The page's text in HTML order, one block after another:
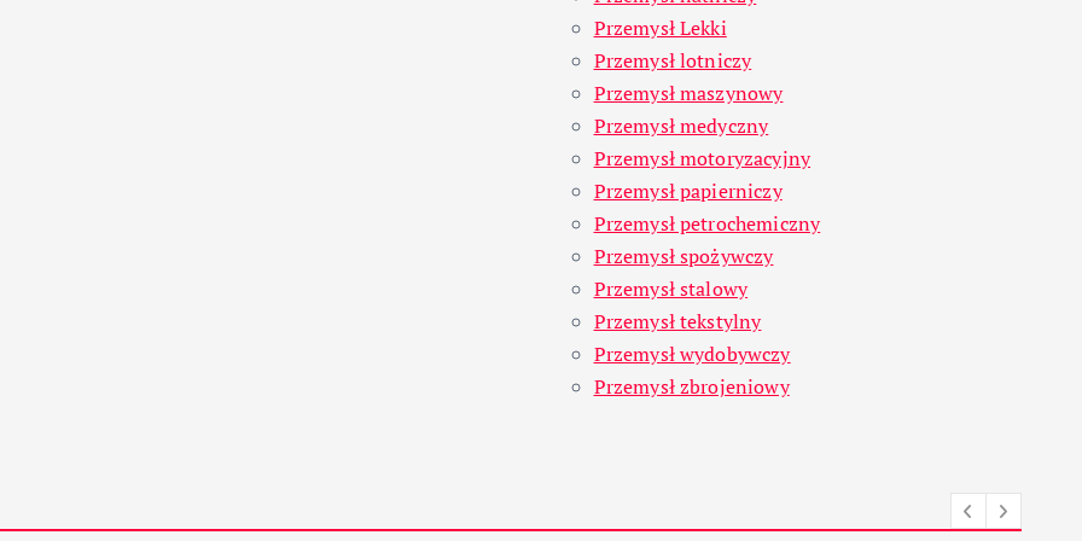
Przemysł Lekki
Przemysł lotniczy
Przemysł maszynowy
Przemysł medyczny
Przemysł motoryzacyjny
Przemysł papierniczy
Przemysł petrochemiczny
Przemysł spożywczy
Przemysł stalowy
Przemysł tekstylny
Przemysł wydobywczy
Przemysł zbrojeniowy